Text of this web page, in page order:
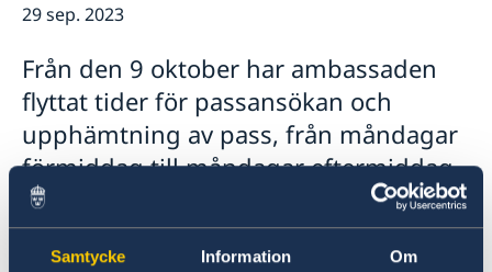
Samtycke Information Om
Ambassadens personal
Handel & service till svenska företag
Team Sweden Japan
Ambassadbyggnaden
Nyheter
Kalendarium
Ansökan om nominellt stöd, s.k. kōen
29 sep. 2023
Från den 9 oktober har ambassaden
flyttat tider för passansökan och
upphämtning av pass, från måndagar
förmiddag till måndagar eftermiddag.
Har du redan en bokat tid måndag
förmiddag efter den 9 oktober
behåller du den tiden.